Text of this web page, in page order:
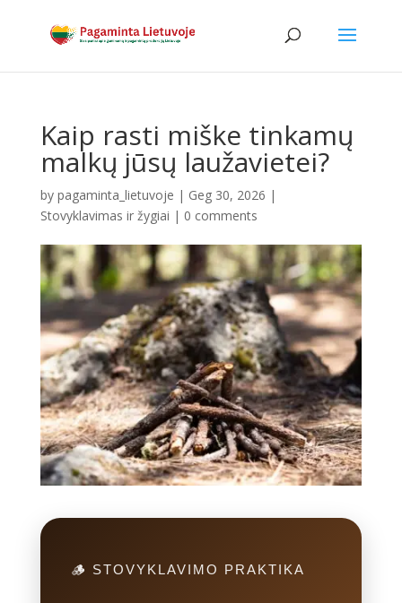
Kaip rasti miške tinkamų
malkų jūsų laužavietei?
by pagaminta_lietuvoje | Geg 30, 2026 |
Stovyklavimas ir žygiai | 0 comments
🪵 STOVYKLAVIMO PRAKTIKA